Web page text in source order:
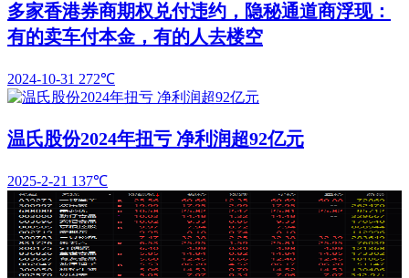
多家香港券商期权兑付违约，隐秘通道商浮现：
有的卖车付本金，有的人去楼空
2024-10-31 272℃
温氏股份2024年扭亏 净利润超92亿元
2025-2-21 137℃